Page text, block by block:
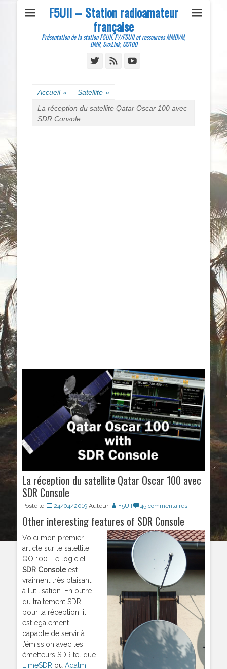
F5UII – Station radioamateur
française
Présentation de la station F5UII, FY/F5UII et ressources MMDVM,
DMR, SvxLink, QO100
TwitterFeed
Accueil » Satellite »
La réception du satellite Qatar Oscar 100 avec
SDR Console
La réception du satellite Qatar Oscar 100 avec
SDR Console
Posté le 24/04/2019 Auteur F5UII 45 commentaires
Other interesting features of SDR Console
Voici mon premier
article sur le satellite
QO 100. Le logiciel
SDR Consoleest
vraiment très plaisant
à l’utilisation. En outre
du traitement SDR
pour la réception, il
est également
capable de servir à
l’émission avec les
émetteurs SDR tel que
LimeSDR ou Adalm